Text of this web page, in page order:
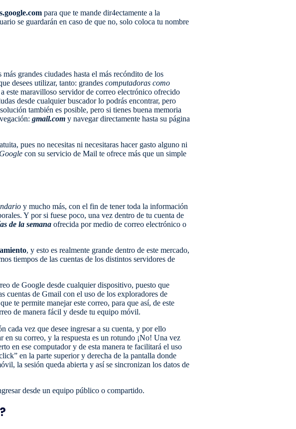
para que te mande dir4ectamente a la
se guardarán en caso de que no, solo coloca tu nombre
grandes ciudades hasta el más recóndito de los
desees utilizar, tanto: grandes computadoras como
este maravilloso servidor de correo electrónico ofrecido
desde cualquier buscador lo podrás encontrar, pero
también es posible, pero si tienes buena memoria
gmail.com y navegar directamente hasta su página
pues no necesitas ni necesitaras hacer gasto alguno ni
Google con su servicio de Mail te ofrece más que un simple
y mucho más, con el fin de tener toda la información
Y por si fuese poco, una vez dentro de tu cuenta de
de la semana ofrecida por medio de correo electrónico o
, y esto es realmente grande dentro de este mercado,
tiempos de las cuentas de los distintos servidores de
de Google desde cualquier dispositivo, puesto que
cuentas de Gmail con el uso de los exploradores de
que te permite manejar este correo, para que así, de este
de manera fácil y desde tu equipo móvil.
cada vez que desee ingresar a su cuenta, y por ello
en su correo, y la respuesta es un rotundo ¡No! Una vez
en ese computador y de esta manera te facilitará el uso
en la parte superior y derecha de la pantalla donde
la sesión queda abierta y así se sincronizan los datos de
desde un equipo público o compartido.